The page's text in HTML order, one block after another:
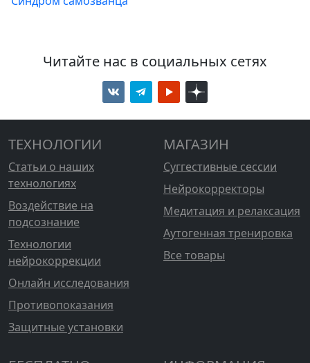
Читайте нас в социальных сетях
ТЕХНОЛОГИИ
Статьи о наших
технологиях
Воздействие на
подсознание
Технологии
нейрокоррекции
Онлайн исследования
Противопоказания
Защитные установки
МАГАЗИН
Суггестивные сессии
Нейрокорректоры
Медитация и релаксация
Аутогенная тренировка
Все товары